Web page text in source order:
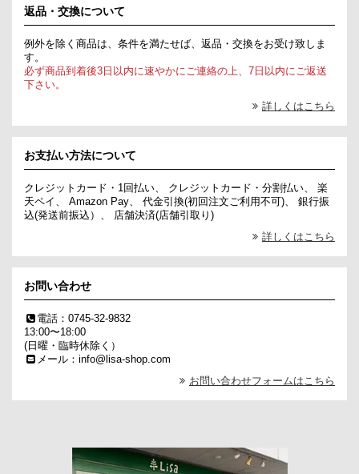
返品・交換について
例外を除く商品は、条件を満たせば、返品・交換をお受け致しま
す。
必ず商品到着後3日以内に速やかにご連絡の上、7日以内にご返送
下さい。
詳しくはこちら
お支払い方法について
クレジットカード・1回払い、 クレジットカード・分割払い、 楽
天ペイ、 Amazon Pay、 代金引換(初回注文ご利用不可)、 銀行振
込(発送前振込）、 店舗決済(店舗引取り)
詳しくはこちら
お問い合わせ
電話：0745-32-9832
13:00〜18:00
(日曜・臨時休除く）
メール：info@lisa-shop.com
お問い合わせフォームはこちら